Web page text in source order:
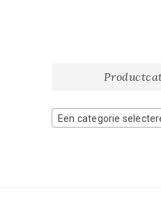
Een categorie